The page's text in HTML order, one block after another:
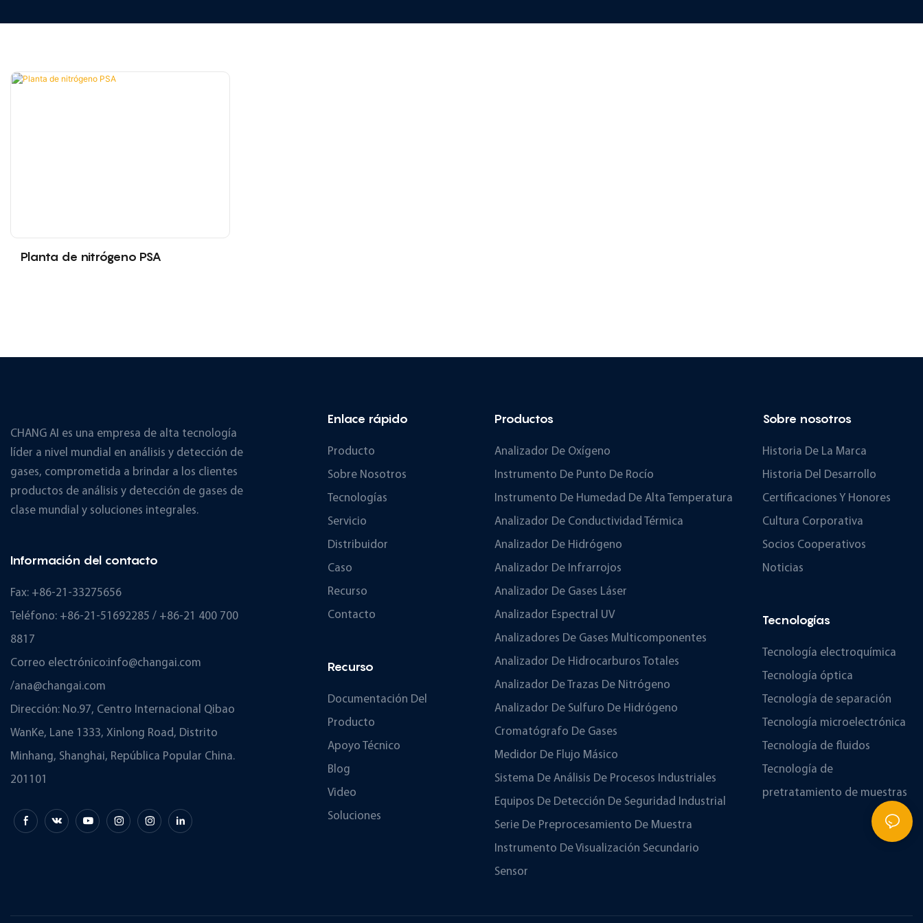
Planta de nitrógeno PSA
CHANG AI es una empresa de alta tecnología
líder a nivel mundial en análisis y detección de
gases, comprometida a brindar a los clientes
productos de análisis y detección de gases de
clase mundial y soluciones integrales.
Información del contacto
Fax: +86-21-33275656
Teléfono: +86-21-51692285 / +86-21 400 700
8817
Correo electrónico:info@changai.com
/ana@changai.com
Dirección: No.97, Centro Internacional Qibao
WanKe, Lane 1333, Xinlong Road, Distrito
Minhang, Shanghai, República Popular China.
201101
Enlace rápido
Producto
Sobre Nosotros
Tecnologías
Servicio
Distribuidor
Caso
Recurso
Contacto
Recurso
Documentación Del
Producto
Apoyo Técnico
Blog
Video
Soluciones
Productos
Analizador De Oxígeno
Instrumento De Punto De Rocío
Instrumento De Humedad De Alta Temperatura
Analizador De Conductividad Térmica
Analizador De Hidrógeno
Analizador De Infrarrojos
Analizador De Gases Láser
Analizador Espectral UV
Analizadores De Gases Multicomponentes
Analizador De Hidrocarburos Totales
Analizador De Trazas De Nitrógeno
Analizador De Sulfuro De Hidrógeno
Cromatógrafo De Gases
Medidor De Flujo Másico
Sistema De Análisis De Procesos Industriales
Equipos De Detección De Seguridad Industrial
Serie De Preprocesamiento De Muestra
Instrumento De Visualización Secundario
Sensor
Sobre nosotros
Historia De La Marca
Historia Del Desarrollo
Certificaciones Y Honores
Cultura Corporativa
Socios Cooperativos
Noticias
Tecnologías
Tecnología electroquímica
Tecnología óptica
Tecnología de separación
Tecnología microelectrónica
Tecnología de fluidos
Tecnología de
pretratamiento de muestras